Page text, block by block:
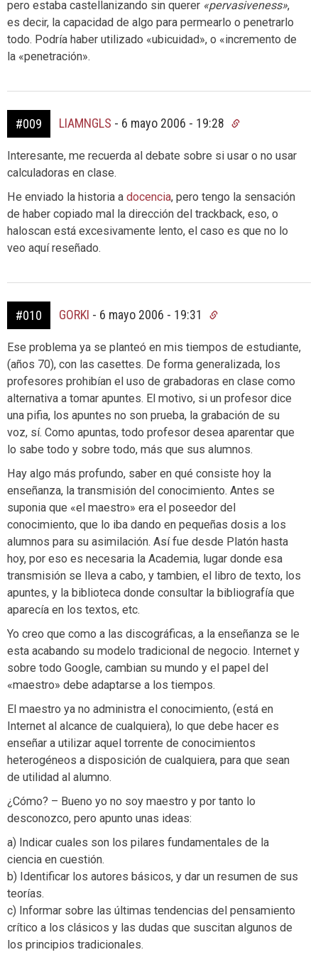
pero estaba castellanizando sin querer «pervasiveness»,
es decir, la capacidad de algo para permearlo o penetrarlo
todo. Podría haber utilizado «ubicuidad», o «incremento de
la «penetración».
#009 LIAMNGLS - 6 mayo 2006 - 19:28
Interesante, me recuerda al debate sobre si usar o no usar
calculadoras en clase.
He enviado la historia a docencia, pero tengo la sensación
de haber copiado mal la dirección del trackback, eso, o
haloscan está excesivamente lento, el caso es que no lo
veo aquí reseñado.
#010 GORKI - 6 mayo 2006 - 19:31
Ese problema ya se planteó en mis tiempos de estudiante,
(años 70), con las casettes. De forma generalizada, los
profesores prohibían el uso de grabadoras en clase como
alternativa a tomar apuntes. El motivo, si un profesor dice
una pifia, los apuntes no son prueba, la grabación de su
voz, sí. Como apuntas, todo profesor desea aparentar que
lo sabe todo y sobre todo, más que sus alumnos.
Hay algo más profundo, saber en qué consiste hoy la
enseñanza, la transmisión del conocimiento. Antes se
suponia que «el maestro» era el poseedor del
conocimiento, que lo iba dando en pequeñas dosis a los
alumnos para su asimilación. Así fue desde Platón hasta
hoy, por eso es necesaria la Academia, lugar donde esa
transmisión se lleva a cabo, y tambien, el libro de texto, los
apuntes, y la biblioteca donde consultar la bibliografía que
aparecía en los textos, etc.
Yo creo que como a las discográficas, a la enseñanza se le
esta acabando su modelo tradicional de negocio. Internet y
sobre todo Google, cambian su mundo y el papel del
«maestro» debe adaptarse a los tiempos.
El maestro ya no administra el conocimiento, (está en
Internet al alcance de cualquiera), lo que debe hacer es
enseñar a utilizar aquel torrente de conocimientos
heterogéneos a disposición de cualquiera, para que sean
de utilidad al alumno.
¿Cómo? – Bueno yo no soy maestro y por tanto lo
desconozco, pero apunto unas ideas:
a) Indicar cuales son los pilares fundamentales de la
ciencia en cuestión.
b) Identificar los autores básicos, y dar un resumen de sus
teorías.
c) Informar sobre las últimas tendencias del pensamiento
crítico a los clásicos y las dudas que suscitan algunos de
los principios tradicionales.